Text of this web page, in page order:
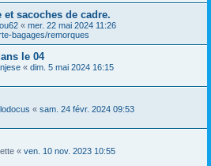
sacoches de cadre.
« mer. 22 mai 2024 11:26
bagages/remorques
le 04
« dim. 5 mai 2024 16:15
« sam. 24 févr. 2024 09:53
« ven. 10 nov. 2023 10:55